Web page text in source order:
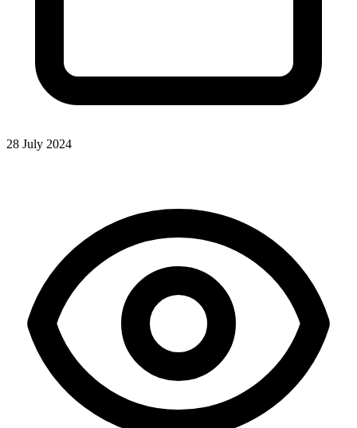
28 July 2024